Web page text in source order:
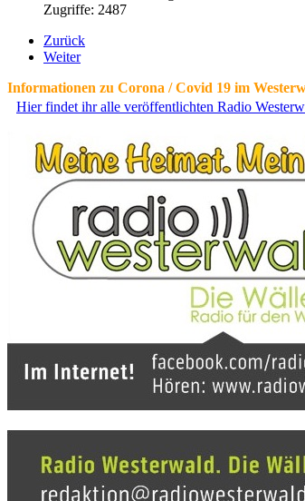
Zugriffe: 2487
Zurück
Weiter
Informationen zu Corona / Covid 19 im
Hier findet ihr alle veröffentlichten Radio